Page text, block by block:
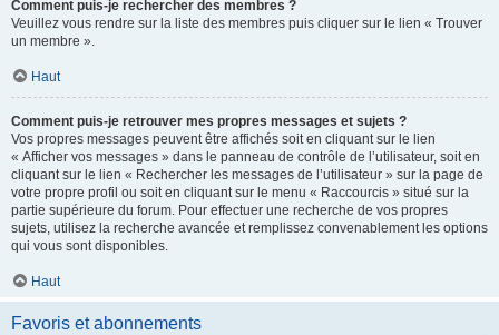
Comment puis-je rechercher des membres ?
Veuillez vous rendre sur la liste des membres puis cliquer sur le lien « Trouver
un membre ».
Haut
Comment puis-je retrouver mes propres messages et sujets ?
Vos propres messages peuvent être affichés soit en cliquant sur le lien
« Afficher vos messages » dans le panneau de contrôle de l’utilisateur, soit en
cliquant sur le lien « Rechercher les messages de l’utilisateur » sur la page de
votre propre profil ou soit en cliquant sur le menu « Raccourcis » situé sur la
partie supérieure du forum. Pour effectuer une recherche de vos propres
sujets, utilisez la recherche avancée et remplissez convenablement les options
qui vous sont disponibles.
Haut
Favoris et abonnements